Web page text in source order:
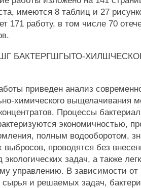
имеются 8 таблиц и 27
171 работу, в том числе 70
БАКТЕРГШГЫТО-
приведен анализ
химического выщелачивания
Процессы
экономичностью,
полным водооборотом,
проводятся без
экологических задач, а также
управлению. В зависимости от
сырья и решаемых задач,